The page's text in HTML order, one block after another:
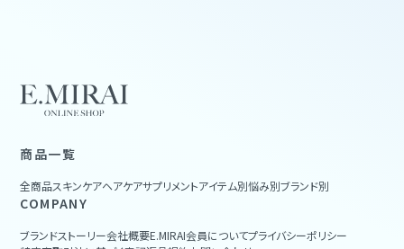
商品一覧
全商品スキンケアヘアケアサプリメントアイテム別悩み別ブランド別
COMPANY
ブランドストーリー会社概要E.MIRAI会員についてプライバシーポリシー